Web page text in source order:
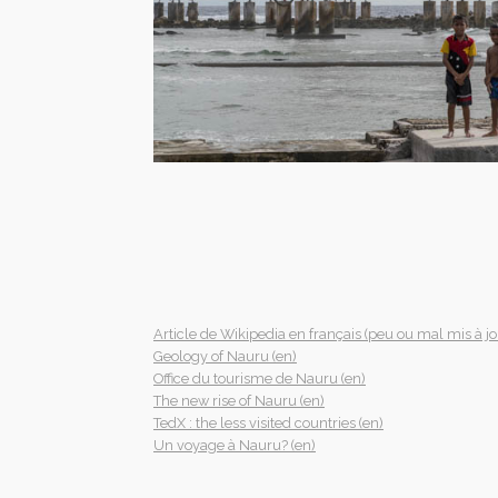
Article de Wikipedia en français (peu ou mal mis à
Geology of Nauru (en)
Office du tourisme de Nauru (en)
The new rise of Nauru (en)
TedX : the less visited countries (en)
Un voyage à Nauru? (en)